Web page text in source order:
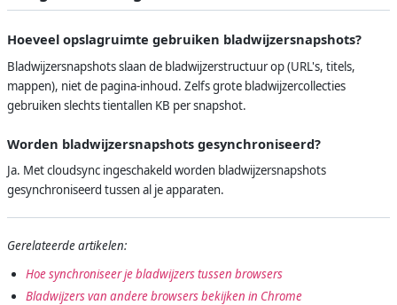
Hoeveel opslagruimte gebruiken bladwijzersnapshots?
Bladwijzersnapshots slaan de bladwijzerstructuur op (URL's, titels,
mappen), niet de pagina-inhoud. Zelfs grote bladwijzercollecties
gebruiken slechts tientallen KB per snapshot.
Worden bladwijzersnapshots gesynchroniseerd?
Ja. Met cloudsync ingeschakeld worden bladwijzersnapshots
gesynchroniseerd tussen al je apparaten.
Gerelateerde artikelen:
Hoe synchroniseer je bladwijzers tussen browsers
Bladwijzers van andere browsers bekijken in Chrome